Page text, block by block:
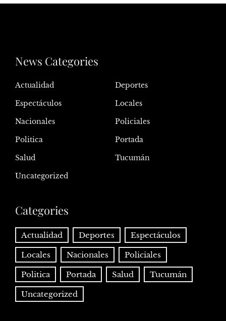
News Categories
Actualidad
Deportes
Espectáculos
Locales
Nacionales
Policiales
Politica
Portada
Salud
Tucumán
Uncategorized
Categories
Actualidad Deportes Espectáculos
Locales Nacionales Policiales
Politica Portada Salud Tucumán
Uncategorized